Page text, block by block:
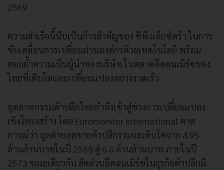
2569
ความสำเร็จนี้นับเป็นก้าวสำคัญของ ซีพี แอ็กซ์ตร้า ในการ
ขับเคลื่อนการเปลี่ยนผ่านองค์กรด้วยเทคโนโลยี พร้อม
ตอกย้ำความเป็นผู้นำของบริษัท ในตลาดอีคอมเมิร์ซของ
ไทยที่เติบโตและเปลี่ยนแปลงอย่างรวดเร็ว
อุตสาหกรรมค้าปลีกไทยกำลังเข้าสู่ช่วงการเปลี่ยนแปลง
เชิงโครงสร้าง โดย Euromonitor International คาด
การณ์ว่า มูลค่ายอดขายค้าปลีกรวมจะเติบโตจาก 4.95
ล้านล้านบาทในปี 2568 สู่ 6.0 ล้านล้านบาท ภายในปี
2573 ขณะเดียวกัน สัดส่วนอีคอมเมิร์ซในธุรกิจค้าปลีกมี